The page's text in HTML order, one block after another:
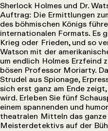
Sherlock Holmes und Dr.
Auftrag: Die Ermittlungen
des böhmischen Königs
internationalen Formats. Es
Krieg oder Frieden, und so
Watson mit der
um endlich Holmes Erzfeind
bösen Professor Moriarty.
Strudel aus Spionage,
sich erst ganz am Ende
wird. Erleben Sie fünf
einem spannenden und
theatralen Mitteln das
Meisterdetektivs auf der